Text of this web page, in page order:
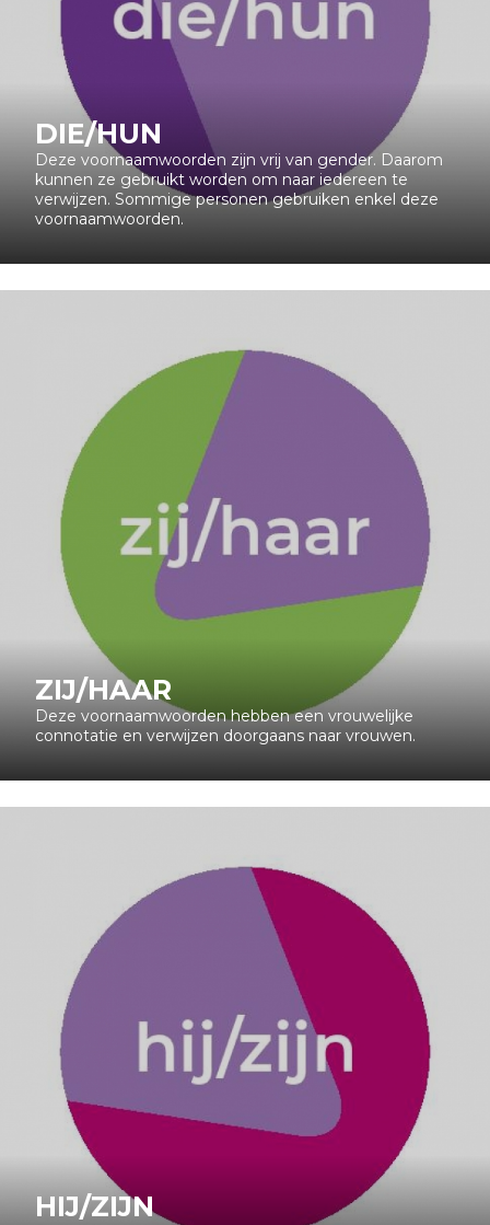
DIE/HUN
Deze voornaamwoorden zijn vrij van gender. Daarom
kunnen ze gebruikt worden om naar iedereen te
verwijzen. Sommige personen gebruiken enkel deze
voornaamwoorden.
ZIJ/HAAR
Deze voornaamwoorden hebben een vrouwelijke
connotatie en verwijzen doorgaans naar vrouwen.
HIJ/ZIJN